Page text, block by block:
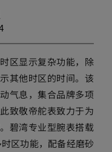
区显示复杂功能，除
其他时区的时间。该
气息，集合品牌多项
致敬帝舵表致力于为
碧湾专业型腕表搭载
区功能，配备经磨砂